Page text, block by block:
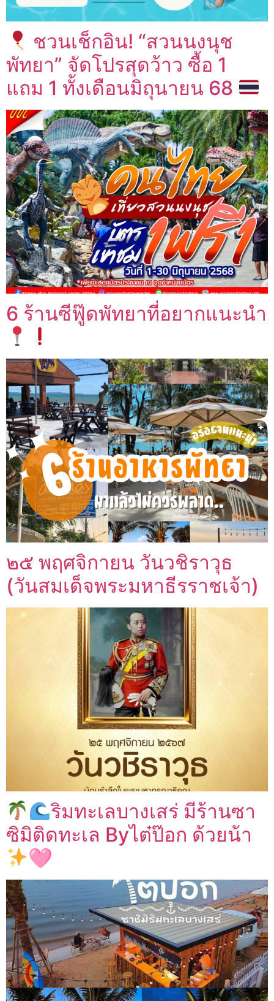
ชวนเช็กอิน! “สวนนงนุช
พัทยา” จัดโปรสุดว้าว ซื้อ 1
แถม 1 ทั้งเดือนมิถุนายน 68
6 ร้านซีฟู๊ดพัทยาที่อยากแนะนำ
๒๕ พฤศจิกายน วันวชิราวุธ
(วันสมเด็จพระมหาธีรราชเจ้า)
ริมทะเลบางเสร่ มีร้านซา
ซิมิติดทะเล Byไต๋ป๊อก ด้วยน้า
🩷